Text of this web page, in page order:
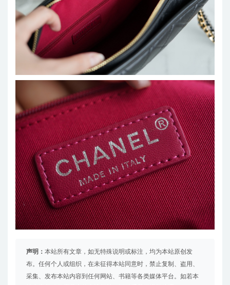
声明： 本站所有文章，如无特殊说明或标注，均为本站原创发
布。任何个人或组织，在未征得本站同意时，禁止复制、盗用、
采集、发布本站内容到任何网站、书籍等各类媒体平台。如若本